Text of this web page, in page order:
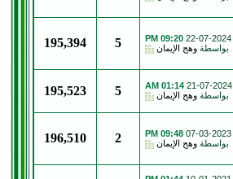
22-07-2024
09:20 PM
بواسطة وهج الإيمان 5
195,394
21-07-2024
01:14 AM
بواسطة وهج الإيمان 5
195,523
07-03-2023
09:48 PM
بواسطة وهج الإيمان 2
196,510